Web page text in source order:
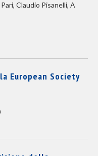
Claudio Pisanelli, A
European Society